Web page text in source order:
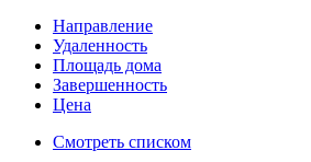
Направление
Удаленность
Площадь дома
Завершенность
Цена
Смотреть списком